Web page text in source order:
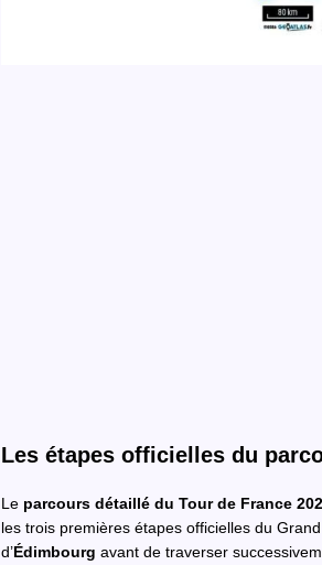
Les étapes officielles du
Le parcours détaillé du Tour de France
les trois premières étapes officielles du
d’Édimbourg avant de traverser